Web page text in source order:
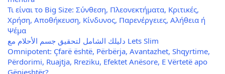
Τι είναι το Big Size: Σύνθεση, Πλεονεκτήματα, Κριτικές,
Χρήση, Αποθήκευση, Κίνδυνος, Παρενέργειες, Αλήθεια ή
Ψέμα
دليلك الشامل لتحقيق جسم الأحلام مع Lets Slim
Omnipotent: Çfarë është, Përbërja, Avantazhet, Shqyrtime,
Përdorimi, Ruajtja, Rreziku, Efektet Anësore, E Vërtetë apo
Gënjeshtër?